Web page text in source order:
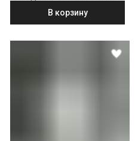
В корзину